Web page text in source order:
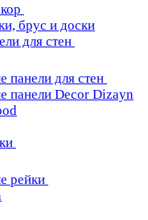
брус и доски
для стен
панели для стен
панели Decor Dizayn
рейки